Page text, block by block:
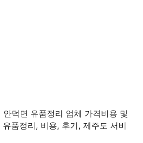
안덕면 유품정리 업체 가격비용 및
품정리, 비용, 후기, 제주도 서비